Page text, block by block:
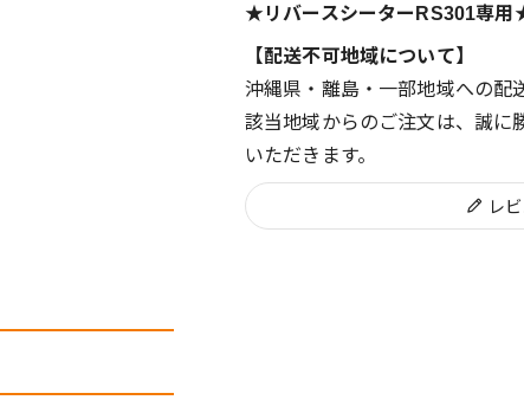
★リバースシーターRS301専
【配送不可地域について】
沖縄県・離島・一部地域への配
該当地域からのご注文は、誠に
いただきます。
レ